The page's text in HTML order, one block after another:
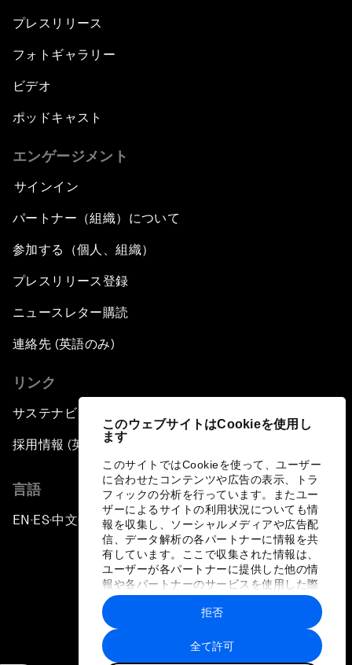
このウェブサイトはCookieを使用し
ます
このサイトではCookieを使って、ユーザー
に合わせたコンテンツや広告の表示、トラ
フィックの分析を行っています。またユー
ザーによるサイトの利用状況についても情
報を収集し、ソーシャルメディアや広告配
信、データ解析の各パートナーに情報を共
有しています。ここで収集された情報は、
ユーザーが各パートナーに提供した他の情
報や各パートナーのサービスを使用した際
に収集された情報と組み合わされ、各パー
トナーによって使用されることがありま
す。
全て許可
拒否
プレスリリース
フォトギャラリー
ビデオ
ポッドキャスト
エンゲージメント
サインイン
パートナー（組織）について
参加する（個人、組織）
プレスリリース登録
ニュースレター購読
連絡先 (英語のみ)
リンク
サステナビリティへの取り組み
採用情報 (英語のみ)
言語
EN ▪ES▪中文▪ 日本語
プライバシーポリシーと利用規約
サイトマップ